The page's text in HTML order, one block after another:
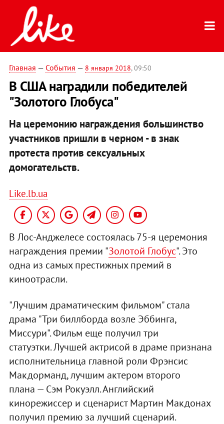
Главная — События — 8 января 2018, 09:50
В США наградили победителей
"Золотого Глобуса"
На церемонию награждения большинство
участников пришли в черном - в знак
протеста против сексуальных
домогательств.
Like.lb.ua
В Лос-Анджелесе состоялась 75-я церемония
награждения премии "Золотой Глобус". Это
одна из самых престижных премий в
киноотрасли.
"Лучшим драматическим фильмом" стала
драма "Три биллборда возле Эббинга,
Миссури". Фильм еще получил три
статуэтки. Лучшей актрисой в драме признана
исполнительница главной роли Фрэнсис
Макдорманд, лучшим актером второго
плана — Сэм Рокуэлл. Английский
кинорежиссер и сценарист Мартин Макдонах
получил премию за лучший сценарий.